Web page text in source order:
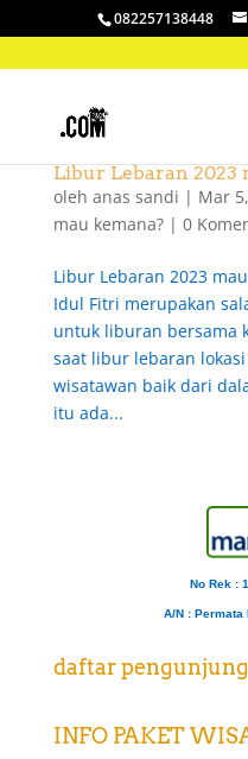
082257138448
Libur Lebaran 2023
oleh anas sandi | Mar
mau kemana?| 0
Libur Lebaran 2023
Idul Fitri merupakan
untuk liburan bersama
saat libur lebaran
wisatawan baik dari
itu ada...
No Rek :
A/N : Permata
daftar pengunjung
INFO PAKET